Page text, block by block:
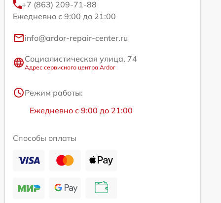
+7 (863) 209-71-88
Ежедневно с 9:00 до 21:00
info@ardor-repair-center.ru
Социалистическая улица, 74
Адрес сервисного центра Ardor
Режим работы:
Ежедневно с 9:00 до 21:00
Способы оплаты